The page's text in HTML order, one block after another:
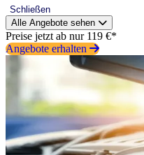
Schließen
Alle Angebote sehen
Preise jetzt ab nur 119 €*
Angebote erhalten